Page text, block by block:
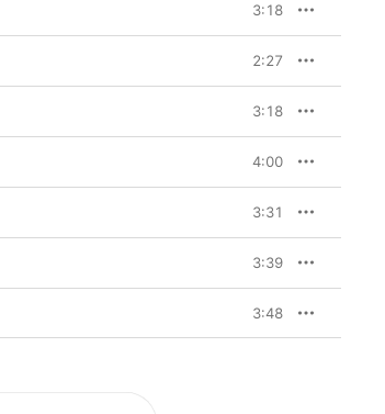
3:18
2:27
3:18
4:00
3:31
3:39
3:48